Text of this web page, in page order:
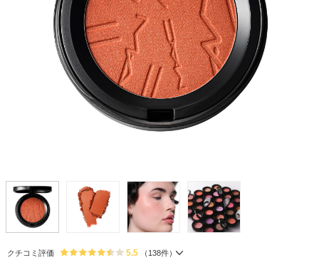
クチコミ評価 5.5 （ 138件）